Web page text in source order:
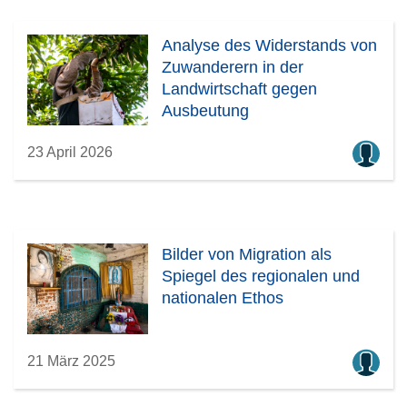
Analyse des Widerstands von
Zuwanderern in der
Landwirtschaft gegen
Ausbeutung
23 April 2026
Bilder von Migration als
Spiegel des regionalen und
nationalen Ethos
21 März 2025